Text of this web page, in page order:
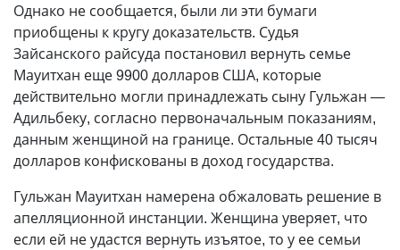
Однако не сообщается, были ли эти бумаги
приобщены к кругу доказательств. Судья
Зайсанского райсуда постановил вернуть семье
Мауитхан еще 9900 долларов США, которые
действительно могли принадлежать сыну Гульжан —
Адильбеку, согласно первоначальным показаниям,
данным женщиной на границе. Остальные 40 тысяч
долларов конфискованы в доход государства.
Гульжан Мауитхан намерена обжаловать решение в
апелляционной инстанции. Женщина уверяет, что
если ей не удастся вернуть изъятое, то у ее семьи